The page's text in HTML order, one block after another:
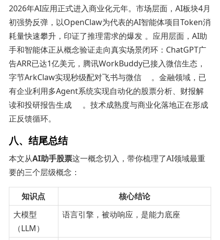
2026年AI应用正式进入商业化元年。市场层面，AI板块4月
初强势反弹，以OpenClaw为代表的AI智能体项目Token消
耗量快速攀升，印证了推理需求的爆发 。应用层面，AI助
手和智能体正从概念验证走向真实场景闭环：ChatGPT广
告ARR已达1亿美元，腾讯WorkBuddy已接入微信生态，
字节ArkClaw实现秒级配对飞书与微信
。金融领域，已
有企业利用多Agent系统实现自动化的股票分析、财报解
读和投研报告生成
。技术成熟度与商业化落地正在形成
正反馈循环。
八、结尾总结
本文从AI助手股票这一概念切入，带你梳理了AI领域最重
要的三个层级概念：
知识点
核心结论
大模型
（LLM）
语言引擎，被动响应，是能力底座